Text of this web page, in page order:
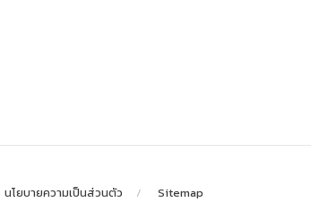
นโยบายความเป็นส่วนตัว Sitemap